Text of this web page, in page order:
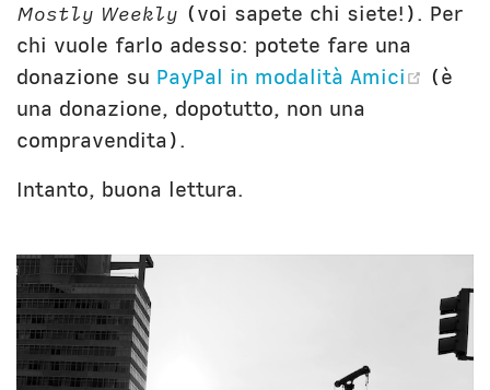
Mostly Weekly (voi sapete chi siete!). Per
chi vuole farlo adesso: potete fare una
donazione su PayPal in modalità Amici
(è
una donazione, dopotutto, non una
compravendita).
Intanto, buona lettura.